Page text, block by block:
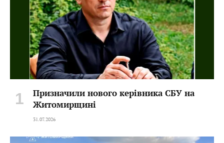
Призначили нового керівника СБУ на
Житомирщині
31.07.2026